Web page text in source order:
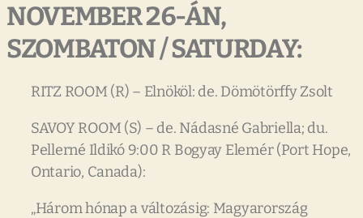
NOVEMBER26-ÁN,
SZOMBATON/SATURDAY:
RITZ ROOM (R) – Elnököl: de. Dömötörffy Zsolt
SAVOY ROOM (S) – de. Nádasné Gabriella; du.
Pellerné Ildikó 9:00 R Bogyay Elemér (Port Hope,
Ontario, Canada):
„Három hónap a változásig: Magyarország